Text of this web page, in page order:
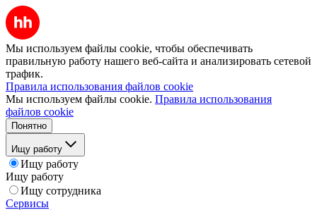
Мы используем файлы cookie, чтобы обеспечивать
правильную работу нашего веб-сайта и анализировать сетевой
трафик.
Правила использования файлов cookie
Мы используем файлы cookie. Правила использования
файлов cookie
Понятно
Ищу работу
Ищу работу
Ищу работу
Ищу сотрудника
Сервисы